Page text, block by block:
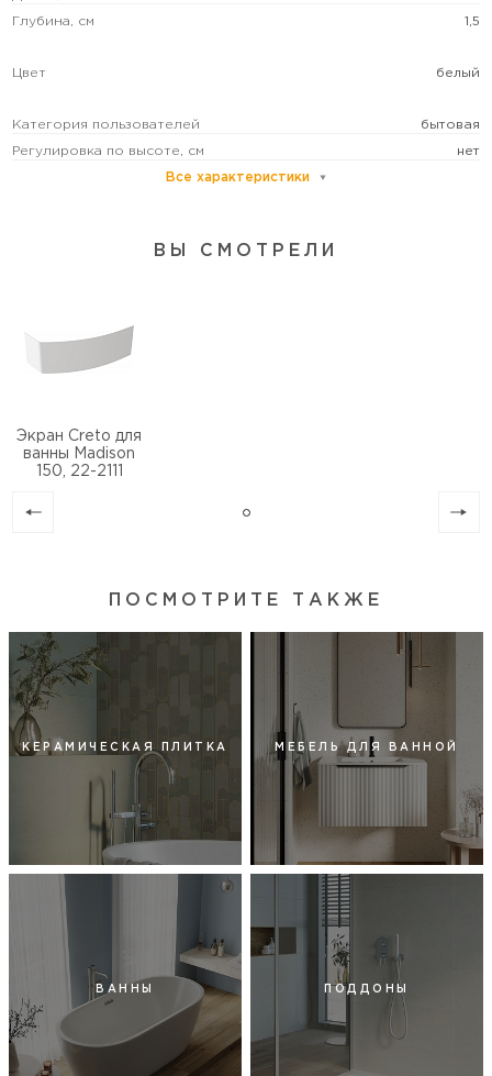
Глубина, см 1,5
Цвет белый
Категория пользователей бытовая
Регулировка по высоте, см нет
Все характеристики
ВЫ СМОТРЕЛИ
Экран Creto для
ванны Madison
150, 22-2111
ПОСМОТРИТЕ ТАКЖЕ
КЕРАМИЧЕСКАЯ ПЛИТКА МЕБЕЛЬ ДЛЯ ВАННОЙ
ВАННЫ ПОДДОНЫ